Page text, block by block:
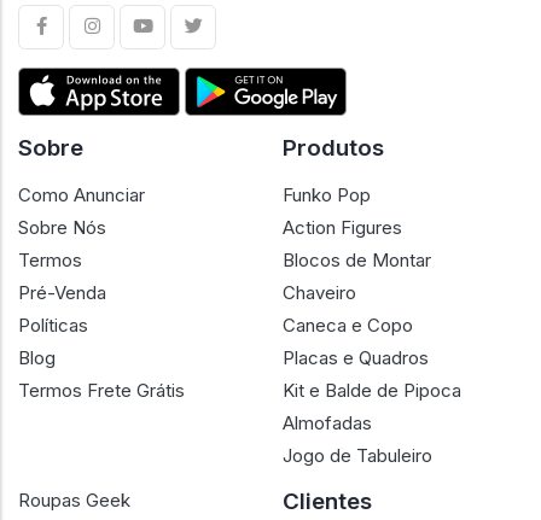
Sobre
Como Anunciar
Sobre Nós
Termos
Pré-Venda
Políticas
Blog
Termos Frete Grátis
Produtos
Funko Pop
Action Figures
Blocos de Montar
Chaveiro
Caneca e Copo
Placas e Quadros
Kit e Balde de Pipoca
Almofadas
Jogo de Tabuleiro
Roupas Geek
Clientes